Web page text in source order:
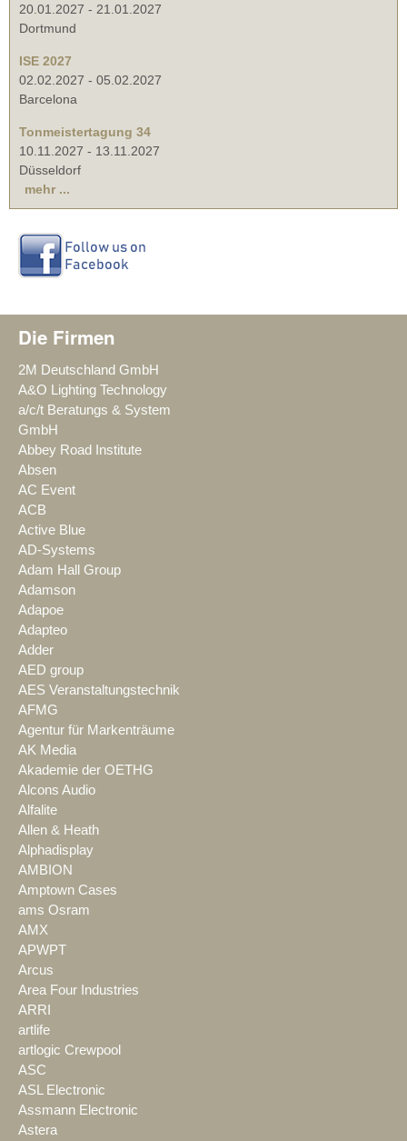
20.01.2027 - 21.01.2027
Dortmund
ISE 2027
02.02.2027 - 05.02.2027
Barcelona
Tonmeistertagung 34
10.11.2027 - 13.11.2027
Düsseldorf
mehr ...
Die Firmen
2M Deutschland GmbH
A&O Lighting Technology
a/c/t Beratungs & System
GmbH
Abbey Road Institute
Absen
AC Event
ACB
Active Blue
AD-Systems
Adam Hall Group
Adamson
Adapoe
Adapteo
Adder
AED group
AES Veranstaltungstechnik
AFMG
Agentur für Markenträume
AK Media
Akademie der OETHG
Alcons Audio
Alfalite
Allen & Heath
Alphadisplay
AMBION
Amptown Cases
ams Osram
AMX
APWPT
Arcus
Area Four Industries
ARRI
artlife
artlogic Crewpool
ASC
ASL Electronic
Assmann Electronic
Astera